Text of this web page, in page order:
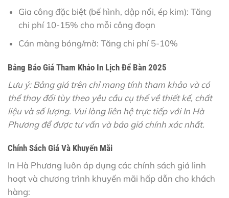
Gia công đặc biệt (bế hình, dập nổi, ép kim): Tăng
chi phí 10-15% cho mỗi công đoạn
Cán màng bóng/mờ: Tăng chi phí 5-10%
Bảng Báo Giá Tham Khảo In Lịch Để Bàn 2025
Lưu ý: Bảng giá trên chỉ mang tính tham khảo và có
thể thay đổi tùy theo yêu cầu cụ thể về thiết kế, chất
liệu và số lượng. Vui lòng liên hệ trực tiếp với In Hà
Phương để được tư vấn và báo giá chính xác nhất.
Chính Sách Giá Và Khuyến Mãi
In Hà Phương luôn áp dụng các chính sách giá linh
hoạt và chương trình khuyến mãi hấp dẫn cho khách
hàng: